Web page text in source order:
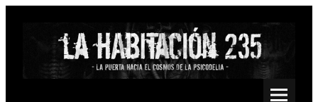
Saltar
Psychedelic, Stoner, Doom, Sludge, Fuzz, Space, Drone